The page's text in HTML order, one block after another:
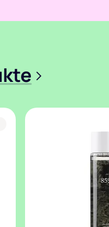
>